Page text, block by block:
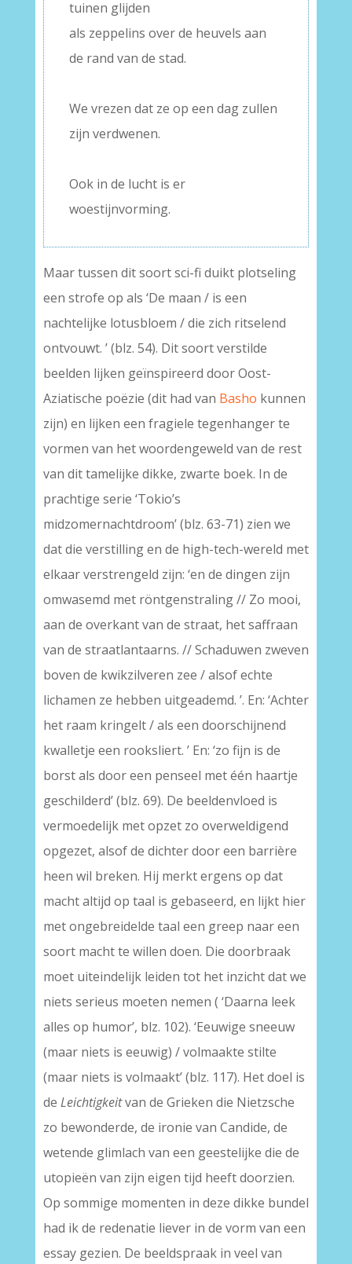
tuinen glijden
als zeppelins over de heuvels aan
de rand van de stad.
We vrezen dat ze op een dag zullen
zijn verdwenen.
Ook in de lucht is er
woestijnvorming.
Maar tussen dit soort sci-fi duikt plotseling
een strofe op als ‘De maan / is een
nachtelijke lotusbloem / die zich ritselend
ontvouwt. ’ (blz. 54). Dit soort verstilde
beelden lijken geïnspireerd door Oost-
Aziatische poëzie (dit had van Basho kunnen
zijn) en lijken een fragiele tegenhanger te
vormen van het woordengeweld van de rest
van dit tamelijke dikke, zwarte boek. In de
prachtige serie ‘Tokio’s
midzomernachtdroom’ (blz. 63-71) zien we
dat die verstilling en de high-tech-wereld met
elkaar verstrengeld zijn: ‘en de dingen zijn
omwasemd met röntgenstraling // Zo mooi,
aan de overkant van de straat, het saffraan
van de straatlantaarns. // Schaduwen zweven
boven de kwikzilveren zee / alsof echte
lichamen ze hebben uitgeademd. ’. En: ‘Achter
het raam kringelt / als een doorschijnend
kwalletje een rooksliert. ’ En: ‘zo fijn is de
borst als door een penseel met één haartje
geschilderd’ (blz. 69). De beeldenvloed is
vermoedelijk met opzet zo overweldigend
opgezet, alsof de dichter door een barrière
heen wil breken. Hij merkt ergens op dat
macht altijd op taal is gebaseerd, en lijkt hier
met ongebreidelde taal een greep naar een
soort macht te willen doen. Die doorbraak
moet uiteindelijk leiden tot het inzicht dat we
niets serieus moeten nemen ( ‘Daarna leek
alles op humor’, blz. 102). ‘Eeuwige sneeuw
(maar niets is eeuwig) / volmaakte stilte
(maar niets is volmaakt’ (blz. 117). Het doel is
de Leichtigkeitvan de Grieken die Nietzsche
zo bewonderde, de ironie van Candide, de
wetende glimlach van een geestelijke die de
utopieën van zijn eigen tijd heeft doorzien.
Op sommige momenten in deze dikke bundel
had ik de redenatie liever in de vorm van een
essay gezien. De beeldspraak in veel van